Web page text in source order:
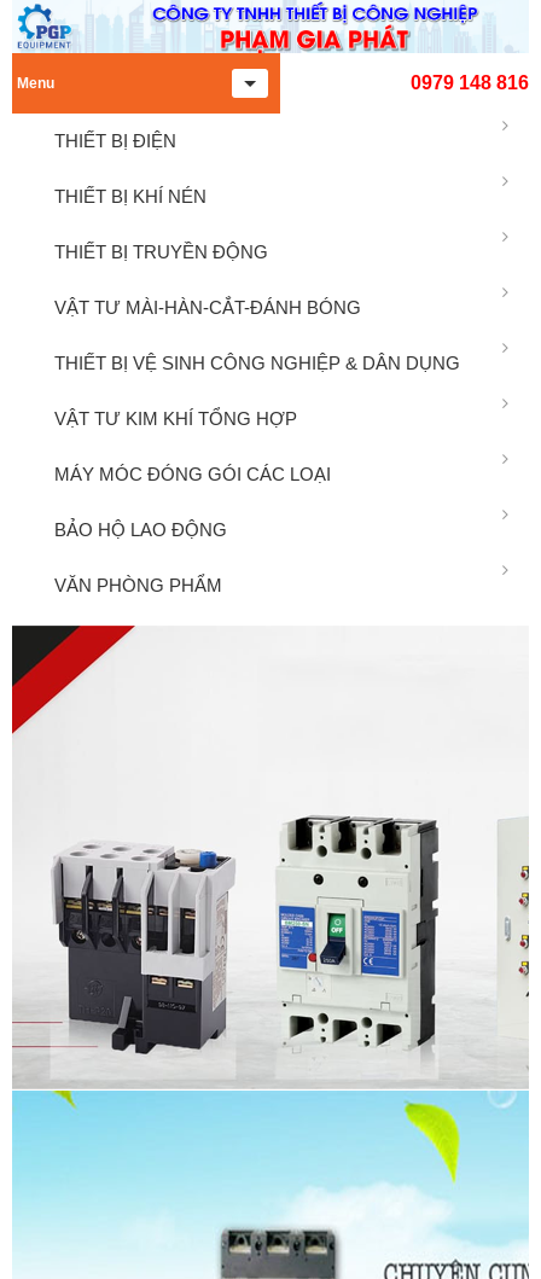
0979 148 816
Menu
THIẾT BỊ ĐIỆN
THIẾT BỊ KHÍ NÉN
THIẾT BỊ TRUYỀN ĐỘNG
VẬT TƯ MÀI-HÀN-CẮT-ĐÁNH BÓNG
THIẾT BỊ VỆ SINH CÔNG NGHIỆP & DÂN DỤNG
VẬT TƯ KIM KHÍ TỔNG HỢP
MÁY MÓC ĐÓNG GÓI CÁC LOẠI
BẢO HỘ LAO ĐỘNG
VĂN PHÒNG PHẨM